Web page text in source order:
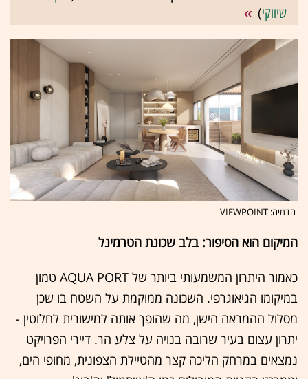
שיווקי)
הדמיה: VIEWPOINT
המיקום הוא הסיפור: בלב שכונת הטרמינל
כאמור היתרון המשמעותי ביותר של AQUA PORT טמון
במיקומו הגיאוגרפי. השכונה ממוקמת על השטח בו שכן
מסלול ההמראה הישן, מה שהופך אותה למישורית לחלוטין -
יתרון עצום בעיר שרובה בנויה על צלע הר. דיירי הפרויקט
נמצאים במרחק הליכה קצר מהטיילת הצפונית, מחופי הים,